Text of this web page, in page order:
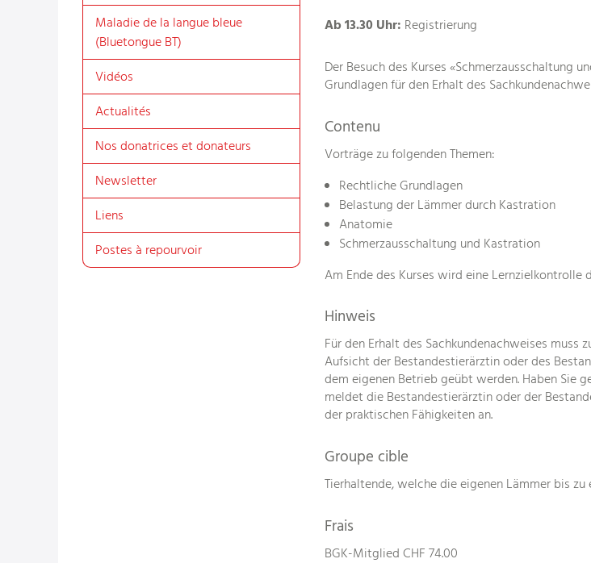
Maladie de la langue bleue
(Bluetongue BT)
Vidéos
Actualités
Nos donatrices et donateurs
Newsletter
Liens
Postes à repourvoir
Ab 13.30 Uhr: Registrierung
Der Besuch des Kurses
Grundlagen für den Erhalt des
Contenu
Vorträge zu folgenden Themen:
Rechtliche Grundlagen
Belastung der Lämmer durch Kastration
Anatomie
Schmerzausschaltung und Kastration
Am Ende des Kurses wird eine Lernzielkontrolle
Hinweis
Für den Erhalt des Sachkundenachweises
Aufsicht der Bestandestierärztin oder des
dem eigenen Betrieb geübt werden. Haben Sie
meldet die Bestandestierärztin oder der
der praktischen Fähigkeiten an.
Groupe cible
Tierhaltende, welche die eigenen Lämmer bis
Frais
BGK-Mitglied CHF 74.00